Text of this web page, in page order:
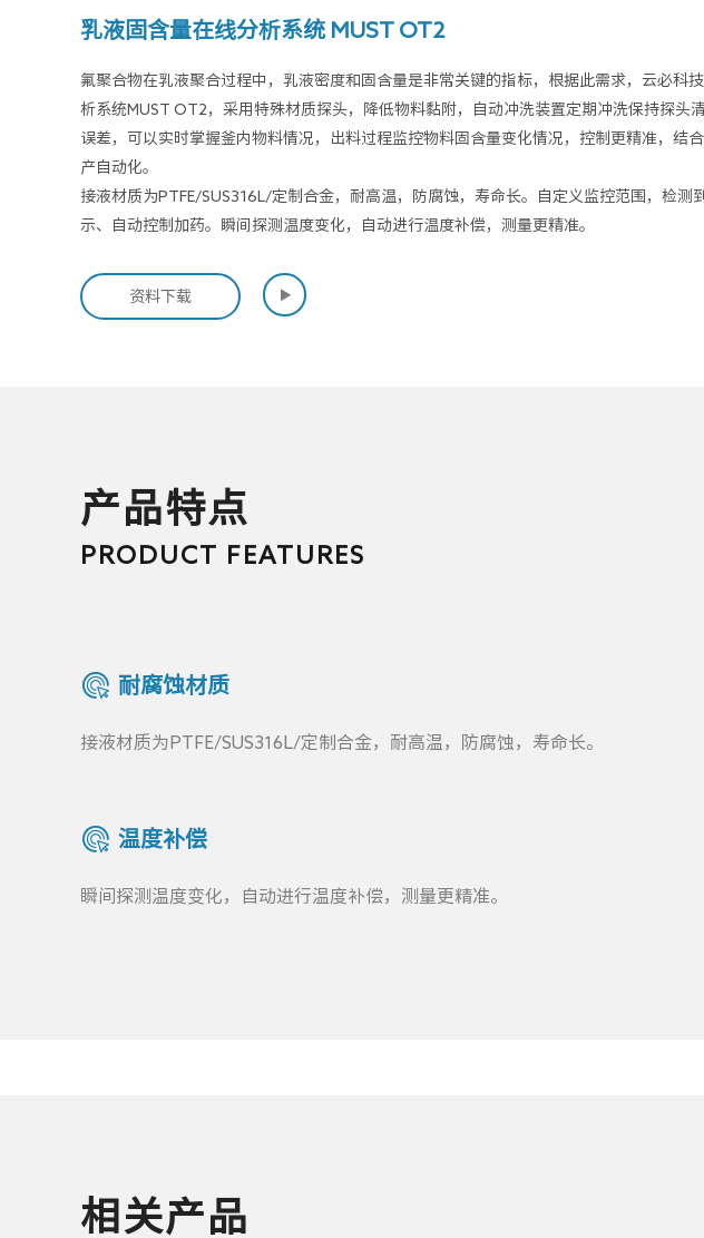
乳液固含量在线分析系统 MUST OT2
氟聚合物在乳液聚合过程中，乳液密度和固含量是非常关键的指标，根据此需求，云必科
析系统MUST OT2，采用特殊材质探头，降低物料黏附，自动冲洗装置定期冲洗保持探头
误差，可以实时掌握釜内物料情况，出料过程监控物料固含量变化情况，控制更精准，结
产自动化。
接液材质为PTFE/SUS316L/定制合金，耐高温，防腐蚀，寿命长。自定义监控范围，检测
示、自动控制加药。瞬间探测温度变化，自动进行温度补偿，测量更精准。
资料下载 
产品特点
PRODUCT FEATURES
耐腐蚀材质
接液材质为PTFE/SUS316L/定制合金，耐高温，防腐蚀，寿命长。
温度补偿
瞬间探测温度变化，自动进行温度补偿，测量更精准。
相关产品